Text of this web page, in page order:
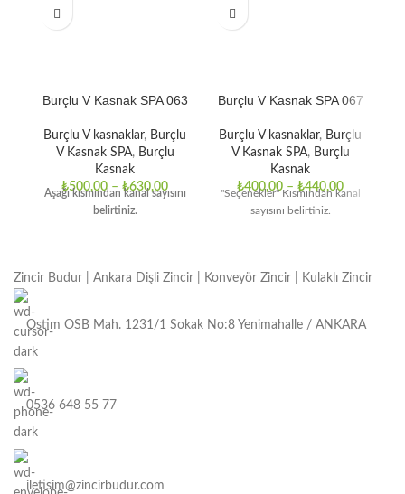
Burçlu V Kasnak SPA 063
Burçlu V kasnaklar, Burçlu
V Kasnak SPA, Burçlu
Kasnak
₺500,00 – ₺630,00
Aşağı kısmından kanal sayısını
belirtiniz.
Burçlu V Kasnak SPA 067
Burçlu V kasnaklar, Burçlu
V Kasnak SPA, Burçlu
Kasnak
₺400,00 – ₺440,00
"Seçenekler" Kısmından kanal
sayısını belirtiniz.
Zincir Budur | Ankara Dişli Zincir | Konveyör Zincir | Kulaklı Zincir
Ostim OSB Mah. 1231/1 Sokak No:8 Yenimahalle / ANKARA
0536 648 55 77
iletisim@zincirbudur.com